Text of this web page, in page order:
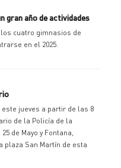
gran año de actividades
cuatro gimnasios de
en el 2025.
jueves a partir de las 8
de la Policía de la
de Mayo y Fontana,
plaza San Martín de esta